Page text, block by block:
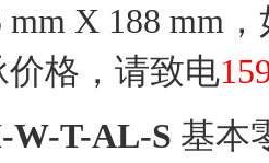
mm X 188 mm
格，请致电
W-T-AL-S 基本